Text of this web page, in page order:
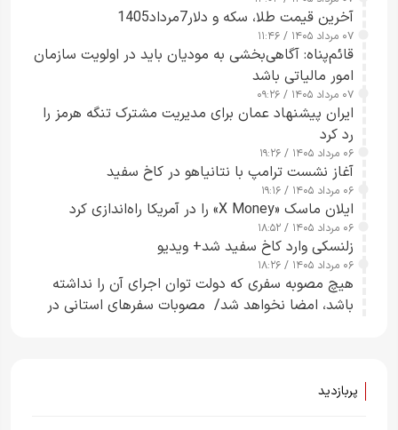
آخرین قیمت طلا، سکه و دلار7مرداد1405
۰۷ مرداد ۱۴۰۵ / ۱۱:۴۶
قائم‌پناه: آگاهی‌بخشی به مودیان باید در اولویت سازمان
امور مالیاتی باشد
۰۷ مرداد ۱۴۰۵ / ۰۹:۲۶
ایران پیشنهاد عمان برای مدیریت مشترک تنگه هرمز را
رد کرد
۰۶ مرداد ۱۴۰۵ / ۱۹:۲۶
آغاز نشست ترامپ با نتانیاهو در کاخ سفید
۰۶ مرداد ۱۴۰۵ / ۱۹:۱۶
ایلان ماسک «X Money» را در آمریکا راه‌اندازی کرد
۰۶ مرداد ۱۴۰۵ / ۱۸:۵۲
زلنسکی وارد کاخ سفید شد+ ویدیو
۰۶ مرداد ۱۴۰۵ / ۱۸:۲۶
هیچ مصوبه سفری که دولت توان اجرای آن را نداشته
باشد، امضا نخواهد شد/ مصوبات سفرهای استانی در
پربازدید